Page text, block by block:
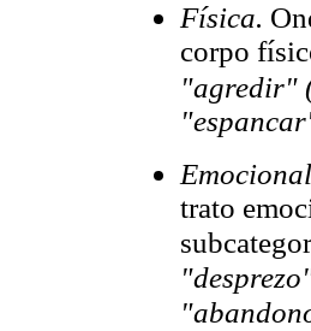
Física.
corpo
"agredir"
trato